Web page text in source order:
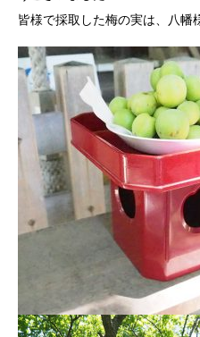
皆様で採取した梅の実は、八幡